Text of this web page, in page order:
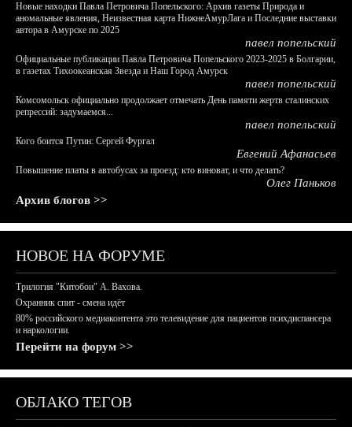
Новые находки Павла Петровича Попельского: Архив газеты Природа и
аномальные явления, Неизвестная карта НижнеАмурЛага и Последние выставки
автора в Амурске по 2025
павел попельский
Официальные публикации Павла Петровича Попельского 2023-2025 в Болгарии,
в газетах Тихоокеанская Звезда и Наш Город Амурск
павел попельский
Комсомольск официально продолжает отмечать День памяти жертв сталинских
репрессий: задумаемся...
павел попельский
Кого боится Путин: Сергей Фургал
Евгений Афанасьев
Повышение платы в автобусах за проезд: кто виноват, и что делать?
Олег Паньков
Архив блогов >>
НОВОЕ НА ФОРУМЕ
Трилогия "Китобои" А. Вахова.
Охранник спит - смена идёт
80% российского медиаконтента это телевидение для пациентов психдиспансера
и наркологии.
Перейти на форум >>
ОБЛАКО ТЕГОВ